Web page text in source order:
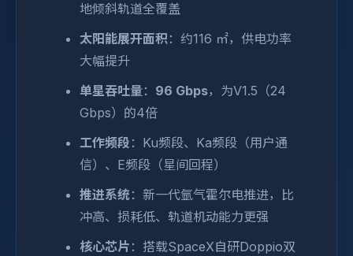
地倾斜轨道全覆盖
太阳能展开面积：约116 ㎡，供电功率
大幅提升
单星吞吐量： 96 Gbps，为V1.5（24
Gbps）的4倍
工作频段 ：Ku频段、Ka频段（用户通
信）、E频段（星间回程）
推进系统：新一代氩气霍尔电推进，比
冲高、损耗低、轨道机动能力更强
核心芯片 ：搭载SpaceX自研Doppio双